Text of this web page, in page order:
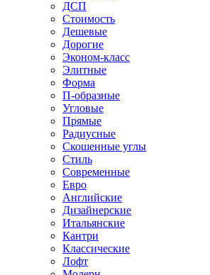
ДСП
Стоимость
Дешевые
Дорогие
Эконом-класс
Элитные
Форма
П-образные
Угловые
Прямые
Радиусные
Скошенные углы
Стиль
Современные
Евро
Английские
Дизайнерские
Итальянские
Кантри
Классические
Лофт